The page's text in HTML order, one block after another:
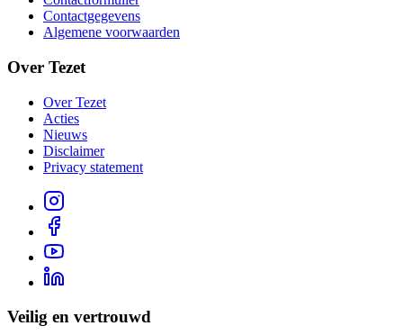
Contactgegevens
Algemene voorwaarden
Over Tezet
Over Tezet
Acties
Nieuws
Disclaimer
Privacy statement
Veilig en vertrouwd